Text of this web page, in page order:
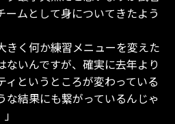
ームとして身についてきたよう
きく何か練習メニューを変えた
ないんですが、確実に去年より
ィというところが変わっている
な結果にも繋がっているんじゃ